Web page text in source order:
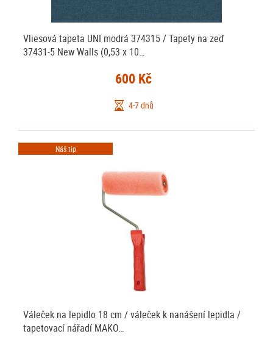
Vliesová tapeta UNI modrá 374315 / Tapety na zeď
37431-5 New Walls (0,53 x 10…
600 Kč
4-7 dnů
Náš tip
Váleček na lepidlo 18 cm / váleček k nanášení lepidla /
tapetovací nářadí MAKO…